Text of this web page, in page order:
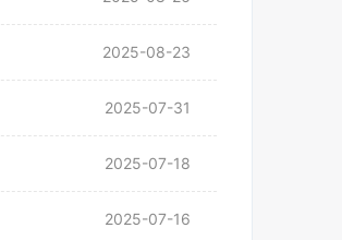
2025-08-23
2025-07-31
2025-07-18
2025-07-16